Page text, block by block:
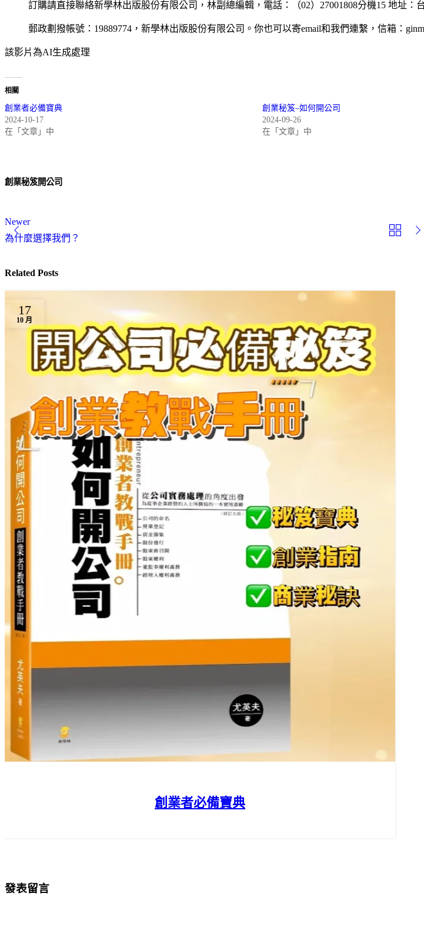
訂購請直接聯絡新學林出版股份有限公司，林副總編輯，電話：（02）27001808分機15 地址：
郵政劃撥帳號：19889774，新學林出版股份有限公司。你也可以寄email和我們連繫，信箱：
該影片為AI生成處理
相關
創業者必備寶典
2024-10-17
在「文章」中
創業秘笈–如何開公司
2024-09-26
在「文章」中
創業秘笈開公司
Newer
為什麼選擇我們？
Related Posts
17
10 月
創業者必備寶典
發表留言